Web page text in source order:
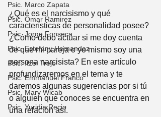
Psic. Marco Zapata
Psic. Omar Ramirez
Psic. Jorge Fonseca
Psic. Estefany Hernandez
Psic. Itzel Trejo
Psic. Emmanuel Franco
Psic. Mary Wicab
Psic. Yuridia Recio
¿Qué es el narcisismo y qué
características de personalidad posee?
¿Cómo debo actuar si me doy cuenta
de que mi pareja o yo mismo soy una
persona narcisista? En este artículo
profundizaremos en el tema y te
daremos algunas sugerencias por si tú
o alguien que conoces se encuentra en
una relación así.